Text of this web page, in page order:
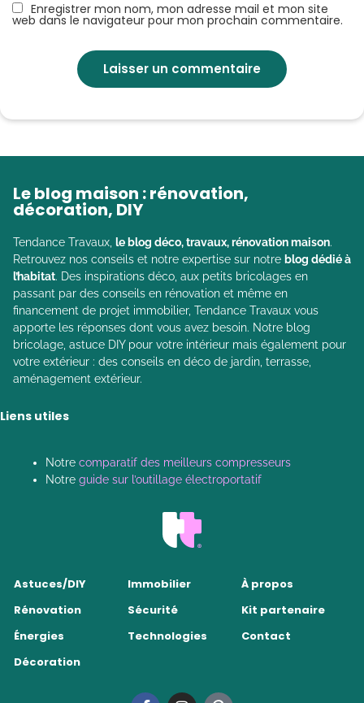
Enregistrer mon nom, mon adresse mail et mon site
web dans le navigateur pour mon prochain commentaire.
Le blog maison : rénovation,
décoration, DIY
Tendance Travaux, le blog déco, travaux, rénovation maison.
Retrouvez nos conseils et notre expertise sur notre blog dédié à
l’habitat. Des inspirations déco, aux petits bricolages en
passant par des conseils en rénovation et même en
financement de projet immobilier, Tendance Travaux vous
apporte les réponses dont vous avez besoin. Notre blog
bricolage, astuce DIY pour votre intérieur mais également pour
votre extérieur : des conseils en déco de jardin, terrasse,
aménagement extérieur.
Liens utiles
Notre comparatif des meilleurs compresseurs
Notre guide sur l’outillage électroportatif
Astuces/DIY
Rénovation
Énergies
Décoration
Immobilier
Sécurité
Technologies
À propos
Kit partenaire
Contact